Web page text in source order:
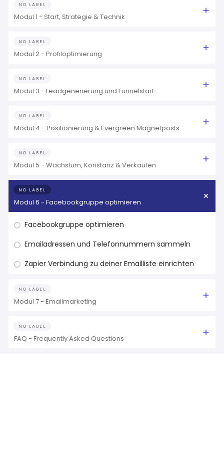
NO LABEL
Modul 1 - Start, Strategie & Technik
NO LABEL
Modul 2 - Profiloptimierung
NO LABEL
Modul 3 - Leadgenerierung und Funnelstart
NO LABEL
Modul 4 - Positionierung & Evergreen Magnetposts
NO LABEL
Modul 5 - Wachstum, Konstanz & Verkaufen
NO LABEL
Modul 6 - Facebookgruppe optimieren
Facebookgruppe optimieren
Emailadressen und Telefonnummern sammeln
Zapier Verbindung zu deiner Emailliste einrichten
NO LABEL
Modul 7 - Emailmarketing
NO LABEL
FAQ - Frequently Asked Questions